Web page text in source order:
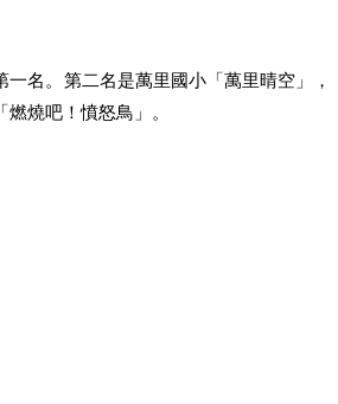
名。第二名是萬里國小「萬里晴空」，
燒吧！憤怒鳥」。